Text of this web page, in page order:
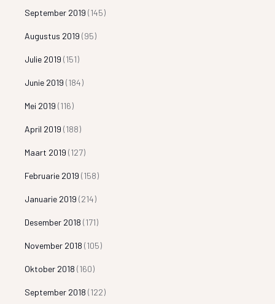
September 2019 (145)
Augustus 2019 (95)
Julie 2019 (151)
Junie 2019 (184)
Mei 2019 (116)
April 2019 (188)
Maart 2019 (127)
Februarie 2019 (158)
Januarie 2019 (214)
Desember 2018 (171)
November 2018 (105)
Oktober 2018 (160)
September 2018 (122)